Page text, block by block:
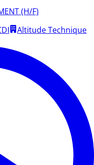
(H/F)
Altitude Technique